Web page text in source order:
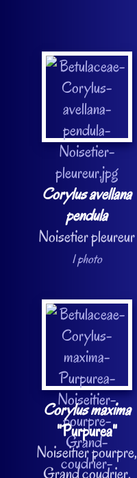
Corylus avellana
pendula
Noisetier pleureur
1 photo
Corylus maxima
"Purpurea"
Noiseitier pourpre,
Grand coudrier,